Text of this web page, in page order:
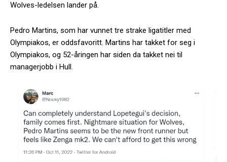
Wolves-ledelsen lander på.
Pedro Martins, som har vunnet tre strake ligatitler med
Olympiakos, er oddsfavoritt. Martins har takket for seg i
Olympiakos, og 52-åringen har siden da takket nei til
managerjobb i Hull.